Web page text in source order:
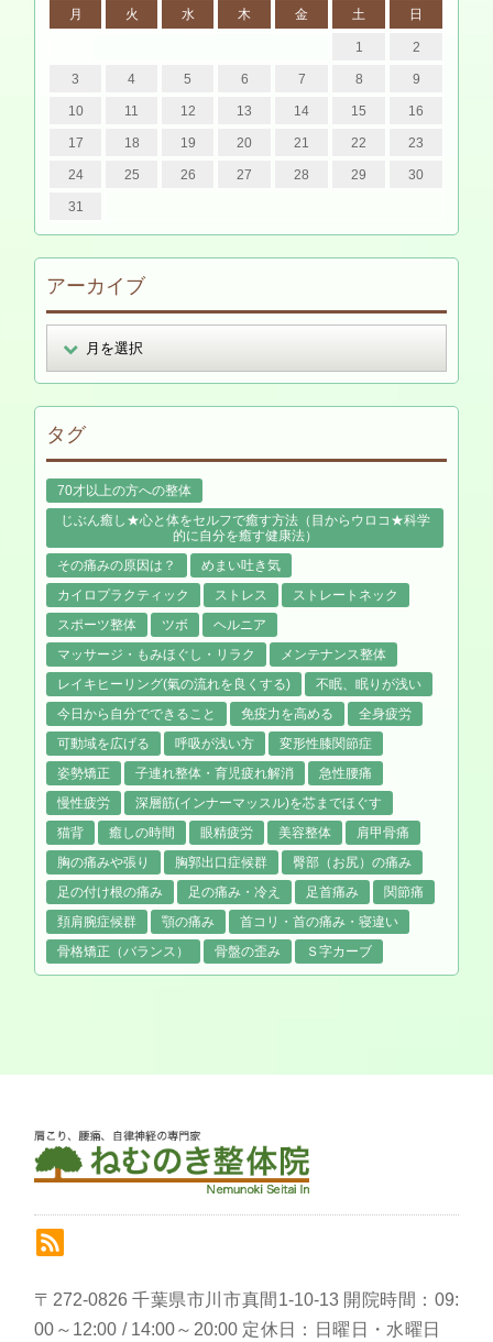
月 火 水 木 金 土 日
1 2
3 4 5 6 7 8 9
10 11 12 13 14 15 16
17 18 19 20 21 22 23
24 25 26 27 28 29 30
31
アーカイブ
タグ
70才以上の方への整体
じぶん癒し★心と体をセルフで癒す方法（目からウロコ★科学
的に自分を癒す健康法）
その痛みの原因は？
めまい吐き気
カイロプラクティック
ストレス
ストレートネック
スポーツ整体
ツボ
ヘルニア
マッサージ・もみほぐし・リラク
メンテナンス整体
レイキヒーリング(氣の流れを良くする)
不眠、眠りが浅い
今日から自分でできること
免疫力を高める
全身疲労
可動域を広げる
呼吸が浅い方
変形性膝関節症
姿勢矯正
子連れ整体・育児疲れ解消
急性腰痛
慢性疲労
深層筋(インナーマッスル)を芯までほぐす
猫背
癒しの時間 眼精疲労 美容整体
肩甲骨痛
胸の痛みや張り
胸郭出口症候群
臀部（お尻）の痛み
足の付け根の痛み
足の痛み・冷え 足首痛み
関節痛
頚肩腕症候群
顎の痛み
首コリ・首の痛み・寝違い
骨格矯正（バランス）
骨盤の歪み Ｓ字カーブ
〒272-0826 千葉県市川市真間1-10-13 開院時間：09:
00～12:00 / 14:00～20:00 定休日：日曜日・水曜日